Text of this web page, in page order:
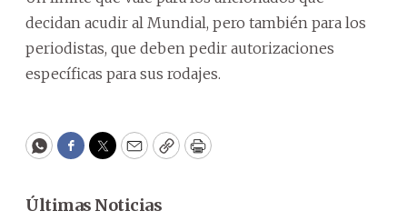
decidan acudir al Mundial, pero también para los
periodistas, que deben pedir autorizaciones
específicas para sus rodajes.
WhatsApp
Facebook
Twitter
EmailCopyPrint
Últimas Noticias